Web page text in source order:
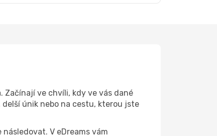
ve chvíli, kdy ve vás dané
únik nebo na cestu, kterou jste
V eDreams vám